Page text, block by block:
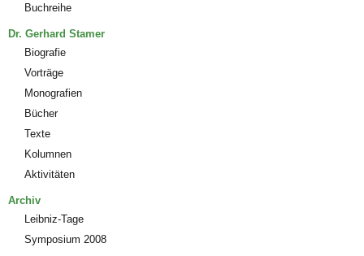
Buchreihe
Dr. Gerhard Stamer
Biografie
Vorträge
Monografien
Bücher
Texte
Kolumnen
Aktivitäten
Archiv
Leibniz-Tage
Symposium 2008